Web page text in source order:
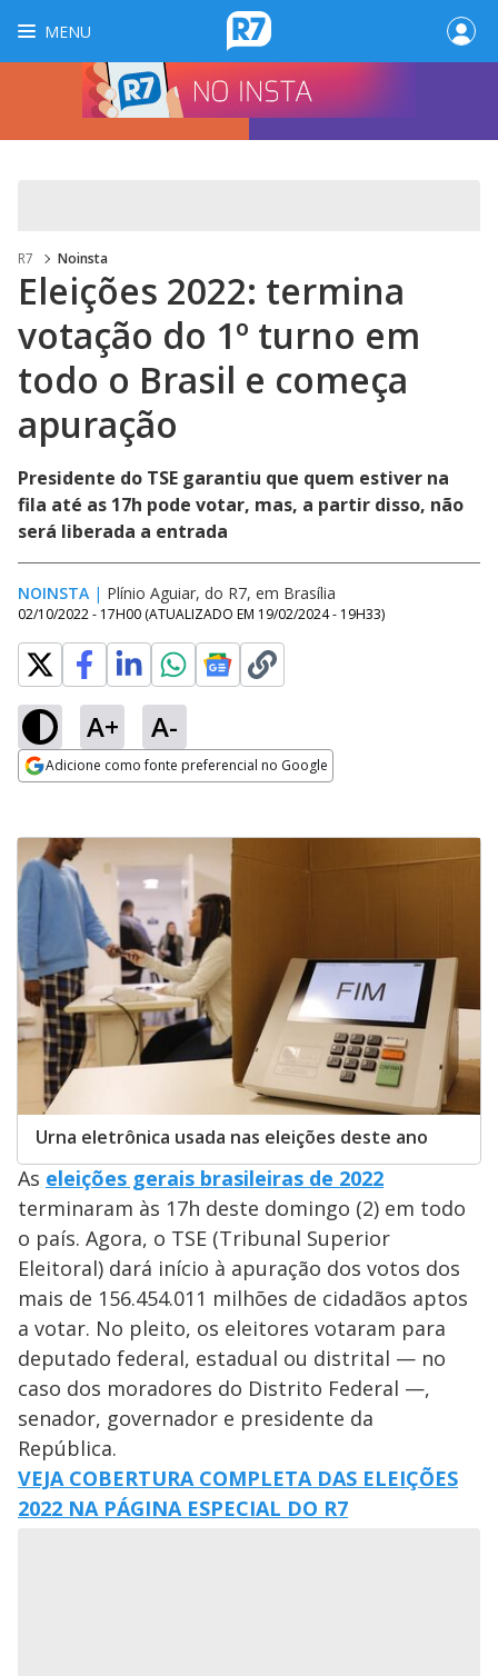
MENU
R7 Noinsta
Eleições 2022: termina
votação do 1º turno em
todo o Brasil e começa
apuração
Presidente do TSE garantiu que quem estiver na
fila até as 17h pode votar, mas, a partir disso, não
será liberada a entrada
NOINSTA | Plínio Aguiar, do R7, em Brasília
02/10/2022 - 17H00 (ATUALIZADO EM 19/02/2024 - 19H33)
A+ A-
Adicione como fonte preferencial no Google
Urna eletrônica usada nas eleições deste ano
As eleições gerais brasileiras de 2022
terminaram às 17h deste domingo (2) em todo
o país. Agora, o TSE (Tribunal Superior
Eleitoral) dará início à apuração dos votos dos
mais de 156.454.011 milhões de cidadãos aptos
a votar. No pleito, os eleitores votaram para
deputado federal, estadual ou distrital — no
caso dos moradores do Distrito Federal —,
senador, governador e presidente da
República.
VEJA COBERTURA COMPLETA DAS ELEIÇÕES
2022 NA PÁGINA ESPECIAL DO R7